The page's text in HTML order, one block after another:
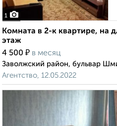
1
Комната в 2-к квартире, на
этаж
4 500 ₽ в месяц
Заволжский район, бульвар
Агентство, 12.05.2022